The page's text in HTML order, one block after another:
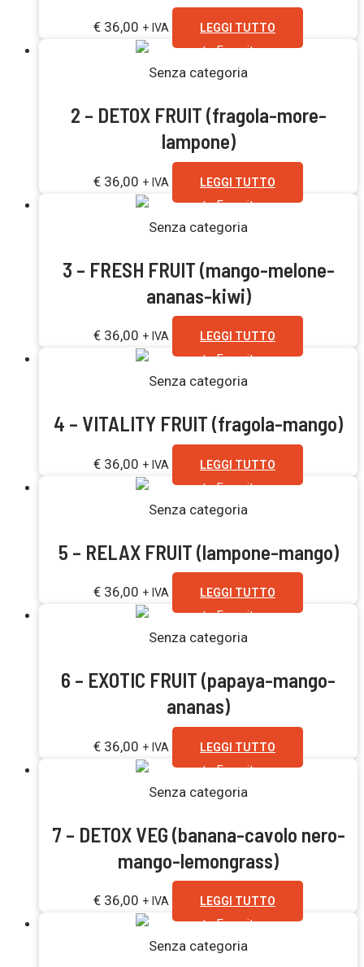
€ 36,00 + IVA LEGGI TUTTO
Esaurito
Senza categoria
2 – DETOX FRUIT (fragola-more-
lampone)
€ 36,00 + IVA LEGGI TUTTO
Esaurito
Senza categoria
3 – FRESH FRUIT (mango-melone-
ananas-kiwi)
€ 36,00 + IVA LEGGI TUTTO
Esaurito
Senza categoria
4 – VITALITY FRUIT (fragola-mango)
€ 36,00 + IVA LEGGI TUTTO
Esaurito
Senza categoria
5 – RELAX FRUIT (lampone-mango)
€ 36,00 + IVA LEGGI TUTTO
Esaurito
Senza categoria
6 – EXOTIC FRUIT (papaya-mango-
ananas)
€ 36,00 + IVA LEGGI TUTTO
Esaurito
Senza categoria
7 – DETOX VEG (banana-cavolo nero-
mango-lemongrass)
€ 36,00 + IVA LEGGI TUTTO
Esaurito
Senza categoria